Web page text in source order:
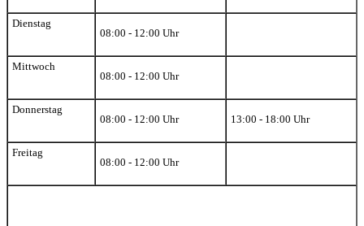
Dienstag
08:00 - 12:00 Uhr
Mittwoch
08:00 - 12:00 Uhr
Donnerstag
08:00 - 12:00 Uhr
13:00 - 18:00 Uhr
Freitag
08:00 - 12:00 Uhr